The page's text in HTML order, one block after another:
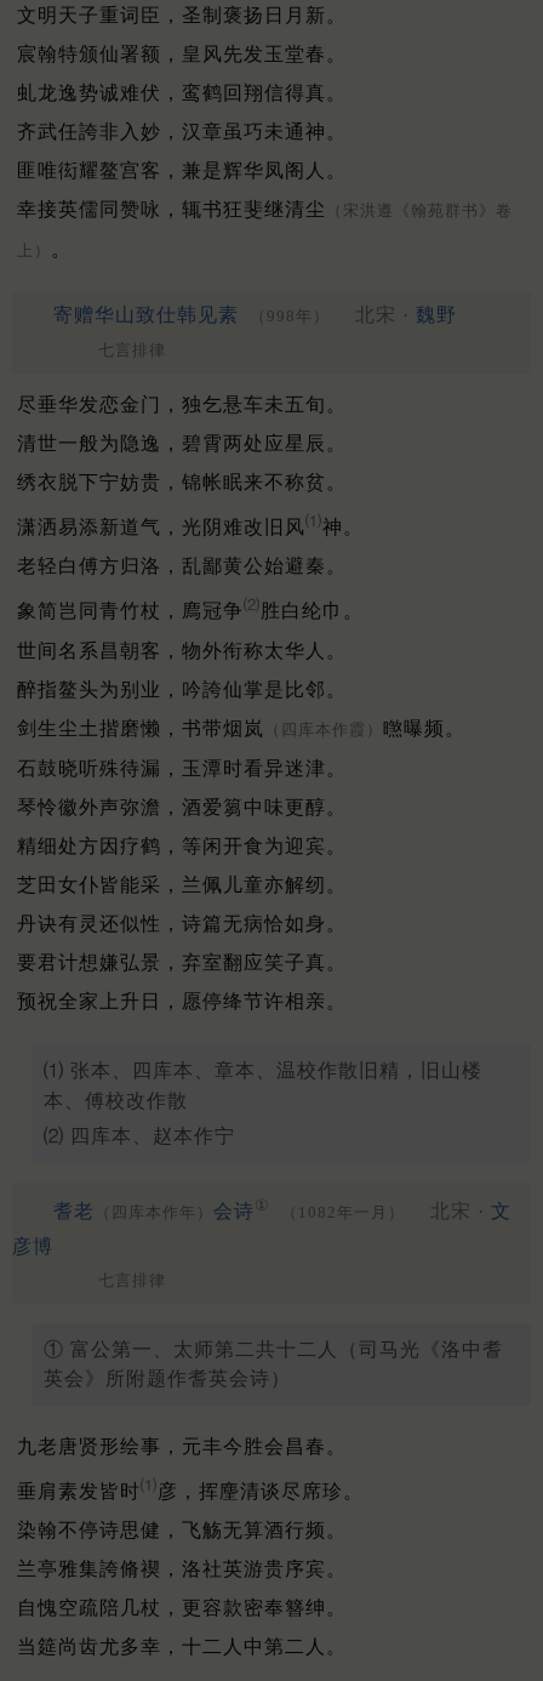
文明天子重词臣，圣制褒扬日月新。
宸翰特颁仙署额，皇风先发玉堂春。
虬龙逸势诚难伏，鸾鹤回翔信得真。
齐武任誇非入妙，汉章虽巧未通神。
匪唯衒耀鳌宫客，兼是辉华凤阁人。
幸接英儒同赞咏，辄书狂斐继清尘
（宋洪遵《翰苑群书》卷
上） 。
寄赠华山致仕韩见素 （998年） 北宋 · 魏野
七言排律
尽垂华发恋金门，独乞悬车未五旬。
清世一般为隐逸，碧霄两处应星辰。
绣衣脱下宁妨贵，锦帐眠来不称贫。
潇洒易添新道气，光阴难改旧风⑴神。
老轻白傅方归洛，乱鄙黄公始避秦。
象简岂同青竹杖，廌冠争⑵胜白纶巾。
世间名系昌朝客，物外衔称太华人。
醉指鳌头为别业，吟誇仙掌是比邻。
剑生尘土揩磨懒，书带烟岚
（四库本作霞） 㬠曝频。
石鼓晓听殊待漏，玉潭时看异迷津。
琴怜徽外声弥澹，酒爱篘中味更醇。
精细处方因疗鹤，等闲开食为迎宾。
芝田女仆皆能采，兰佩儿童亦解纫。
丹诀有灵还似性，诗篇无病恰如身。
要君计想嫌弘景，弃室翻应笑子真。
预祝全家上升日，愿停绛节许相亲。
⑴ 张本、四库本、章本、温校作散旧精，旧山楼
本、傅校改作散
⑵ 四库本、赵本作宁
耆老 （四库本作年） 会诗 ① （1082年一月） 北宋 · 文
彦博
七言排律
① 富公第一、太师第二共十二人（司马光《洛中耆
英会》所附题作耆英会诗）
九老唐贤形绘事，元丰今胜会昌春。
垂肩素发皆时⑴ 彦，挥麈清谈尽席珍。
染翰不停诗思健，飞觞无算酒行频。
兰亭雅集誇脩禊，洛社英游贵序宾。
自愧空疏陪几杖，更容款密奉簪绅。
当筵尚齿尤多幸，十二人中第二人。